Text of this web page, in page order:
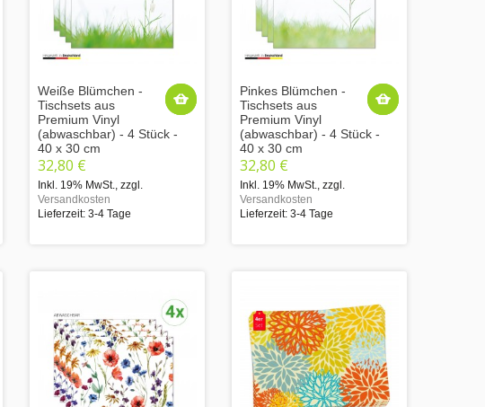
Weiße Blümchen -
Tischsets aus
Premium Vinyl
(abwaschbar) - 4 Stück -
40 x 30 cm
32,80 €
Inkl. 19% MwSt. zzgl.
Versandkosten
Lieferzeit: 3-4 Tage
Pinkes Blümchen -
Tischsets aus
Premium Vinyl
(abwaschbar) - 4 Stück -
40 x 30 cm
32,80 €
Inkl. 19% MwSt. zzgl.
Versandkosten
Lieferzeit: 3-4 Tage